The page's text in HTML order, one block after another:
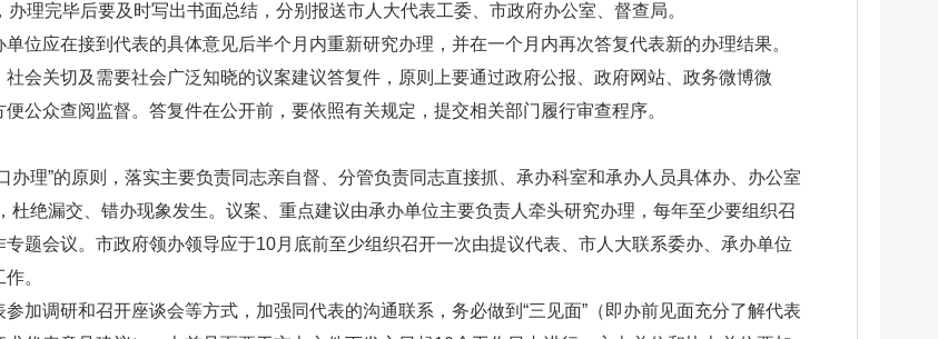
理完毕后要及时写出书面总结，分别报送市人大代表工委、市政府办公室、督查局。
位应在接到代表的具体意见后半个月内重新研究办理，并在一个月内再次答复代表新的办理结果。
社会关切及需要社会广泛知晓的议案建议答复件，原则上要通过政府公报、政府网站、政务微博微
公众查阅监督。答复件在公开前，要依照有关规定，提交相关部门履行审查程序。
办理”的原则，落实主要负责同志亲自督、分管负责同志直接抓、承办科室和承办人员具体办、办公室
杜绝漏交、错办现象发生。议案、重点建议由承办单位主要负责人牵头研究办理，每年至少要组织召
题会议。市政府领办领导应于10月底前至少组织召开一次由提议代表、市人大联系委办、承办单位
。
加调研和召开座谈会等方式，加强同代表的沟通联系，务必做到“三见面”（即办前见面充分了解代表